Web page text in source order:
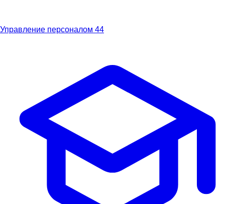
Управление персоналом 44